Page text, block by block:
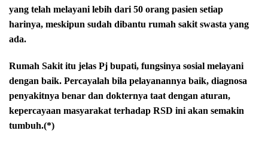
yang telah melayani lebih dari 50 orang pasien setiap
harinya, meskipun sudah dibantu rumah sakit swasta yang
ada.
Rumah Sakit itu jelas Pj bupati, fungsinya sosial melayani
dengan baik. Percayalah bila pelayanannya baik, diagnosa
penyakitnya benar dan dokternya taat dengan aturan,
kepercayaan masyarakat terhadap RSD ini akan semakin
tumbuh.(*)